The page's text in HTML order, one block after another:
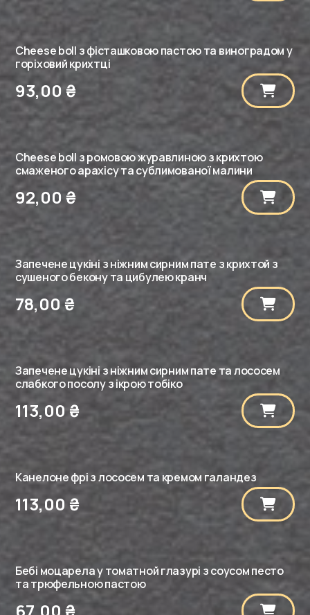
Cheese boll з фісташковою пастою та виноградом у
горіховий крихтці
93,00₴
Cheese boll з ромовою журавлиною з крихтою
смаженого арахісу та сублимованої малини
92,00₴
Запечене цукіні з ніжним сирним пате з крихтой з
сушеного бекону та цибулею кранч
78,00₴
Запечене цукіні з ніжним сирним пате та лососем
слабкого посолу з ікрою тобіко
113,00₴
Канелоне фрі з лососем та кремом галандез
113,00 ₴
Бебі моцарела у томатной глазурі з соусом песто
та трюфельною пастою